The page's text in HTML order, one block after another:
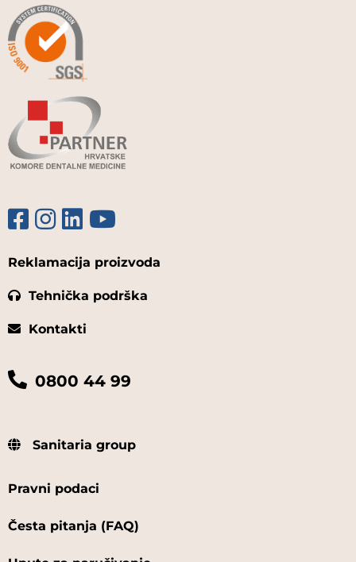
Reklamacija proizvoda
Tehnička podrška
Kontakti
0800 44 99
Sanitaria group
Pravni podaci
Česta pitanja (FAQ)